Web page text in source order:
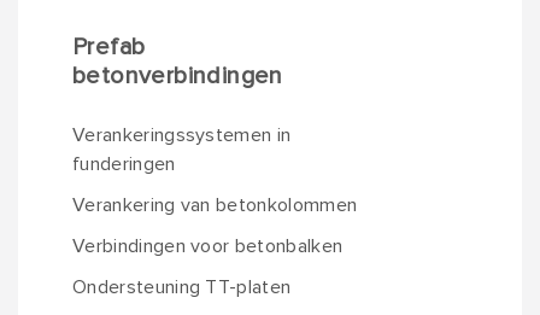
Prefab
betonverbindingen
Verankeringssystemen in
funderingen
Verankering van betonkolommen
Verbindingen voor betonbalken
Ondersteuning TT-platen